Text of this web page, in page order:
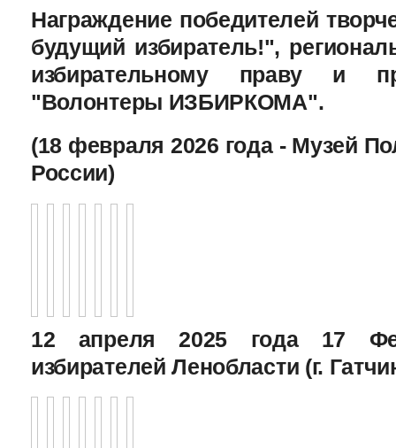
Награждение победителей
будущий избиратель!",
избирательному праву и
"Волонтеры ИЗБИРКОМА".
(18 февраля 2026 года - Музей
России)
12 апреля 2025 года 17
избирателей Ленобласти (г.